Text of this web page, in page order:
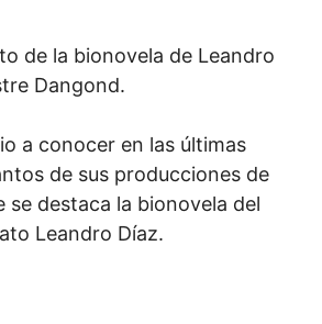
de la bionovela de Leandro
Dangond.
a conocer en las últimas
de sus producciones de
se destaca la bionovela del
Leandro Díaz.